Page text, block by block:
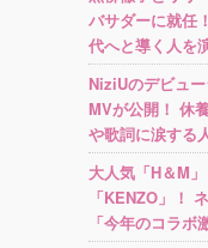
バサダーに就任
代へと導く人を
NiziUのデビュ
MVが公開！ 休
や歌詞に涙する
大人気「H＆M
「KENZO」！
「今年のコラボ